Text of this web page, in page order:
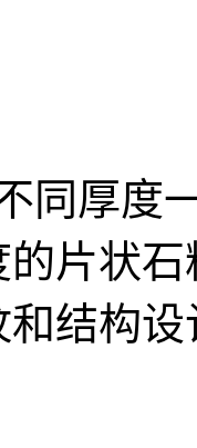
同厚度
的片状
结构